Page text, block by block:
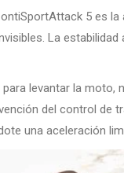
5 es la
La
levantar la
del control de
una aceleración